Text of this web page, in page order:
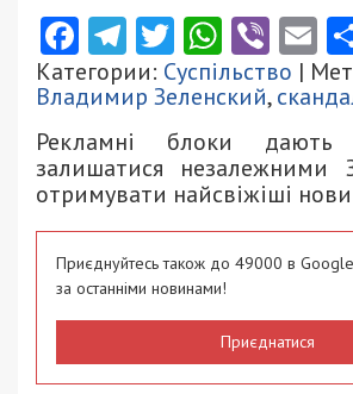
Facebook
Telegram
Twitter
Категории: Суспільство |
Владимир Зеленский,
Рекламні блоки
залишатися
отримувати найсвіжіші
Приєднуйтесь також до 49000 в Google
за останніми новинами!
Приєднатися